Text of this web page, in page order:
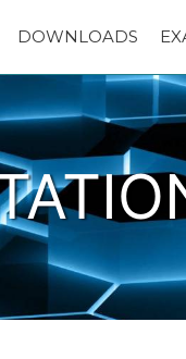
DOWNLOADS